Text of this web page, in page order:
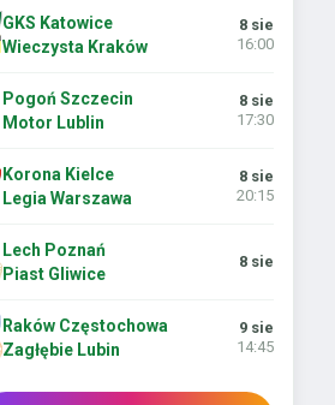
GKS Katowice
Wieczysta Kraków
8 sie
16:00
Pogoń Szczecin
Motor Lublin
8 sie
17:30
Korona Kielce
Legia Warszawa
8 sie
20:15
Lech Poznań
Piast Gliwice
8 sie
Raków Częstochowa
Zagłębie Lubin
9 sie
14:45